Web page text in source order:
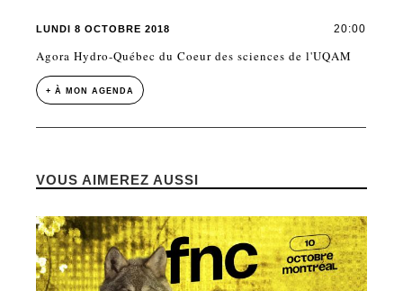
LUNDI 8 OCTOBRE 2018 20:00
Agora Hydro-Québec du Coeur des sciences de l'UQAM
+ À MON AGENDA
VOUS AIMEREZ AUSSI